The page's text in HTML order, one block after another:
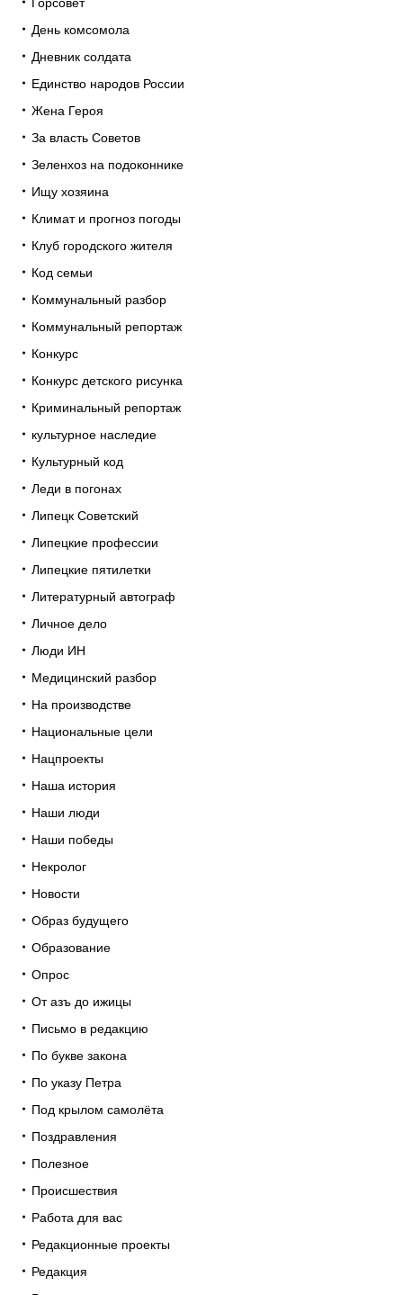
Горсовет
День комсомола
Дневник солдата
Единство народов России
Жена Героя
За власть Советов
Зеленхоз на подоконнике
Ищу хозяина
Климат и прогноз погоды
Клуб городского жителя
Код семьи
Коммунальный разбор
Коммунальный репортаж
Конкурс
Конкурс детского рисунка
Криминальный репортаж
культурное наследие
Культурный код
Леди в погонах
Липецк Советский
Липецкие профессии
Липецкие пятилетки
Литературный автограф
Личное дело
Люди ИН
Медицинский разбор
На производстве
Национальные цели
Нацпроекты
Наша история
Наши люди
Наши победы
Некролог
Новости
Образ будущего
Образование
Опрос
От азъ до ижицы
Письмо в редакцию
По букве закона
По указу Петра
Под крылом самолёта
Поздравления
Полезное
Происшествия
Работа для вас
Редакционные проекты
Редакция